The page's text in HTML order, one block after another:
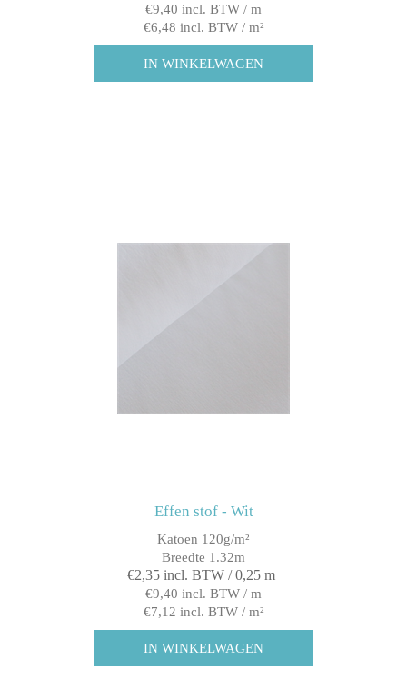
€9,40 incl. BTW / m
€6,48 incl. BTW / m²
Effen stof - Wit
Katoen 120g/m²
Breedte 1.32m
€2,35 incl. BTW / 0,25 m
€9,40 incl. BTW / m
€7,12 incl. BTW / m²